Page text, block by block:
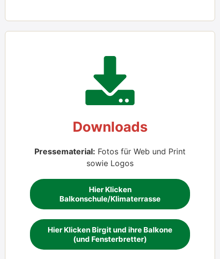
Down­loads
Pres­se­ma­te­ri­al: Fotos für Web und Print
sowie Logos
Hier Kli­cken
Balkonschule/Klimaterrasse
Hier Kli­cken Bir­git und ihre Bal­ko­ne
(und Fens­ter­bret­ter)